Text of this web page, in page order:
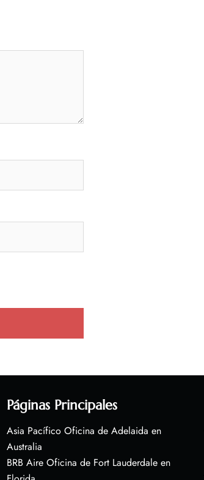
Páginas Principales
Asia Pacífico Oficina de Adelaida en
Australia
BRB Aire Oficina de Fort Lauderdale en